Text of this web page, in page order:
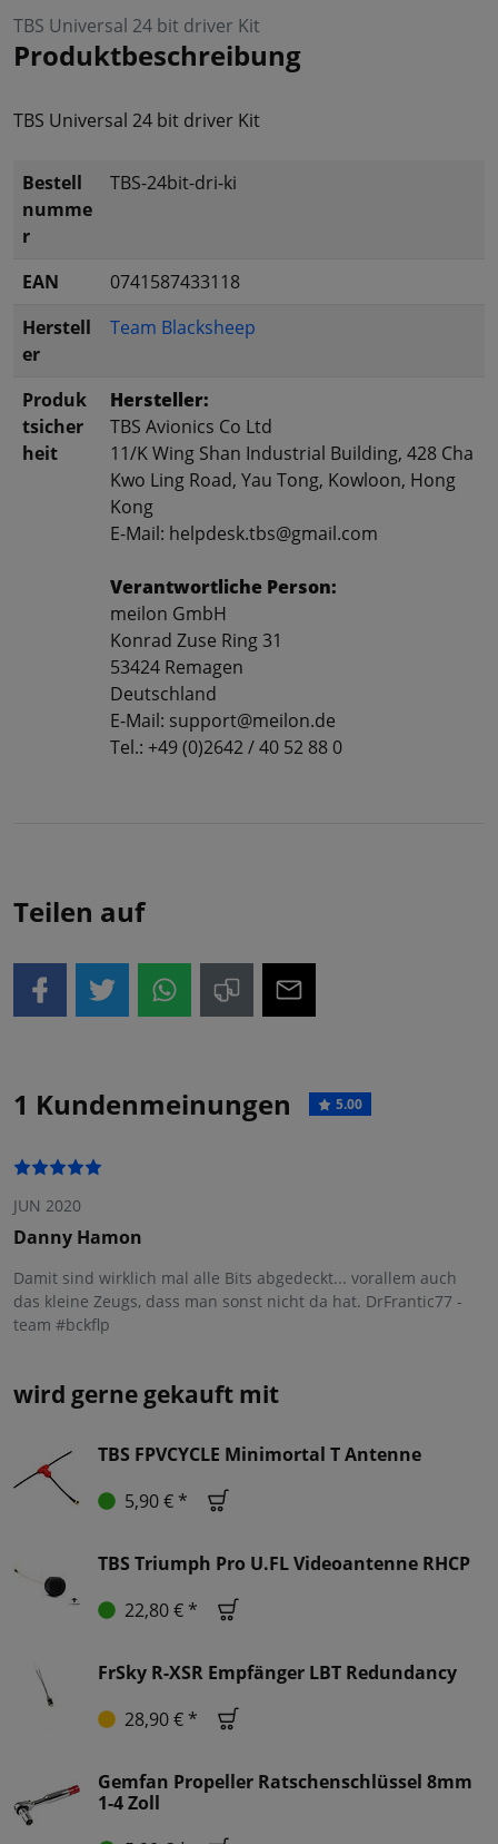
TBS Universal 24 bit driver Kit
Produktbeschreibung
TBS Universal 24 bit driver Kit
Bestell
numme
r
TBS-24bit-dri-ki
EAN
0741587433118
Herstell
er
Team Blacksheep
Produk
tsicher
heit
Hersteller:
TBS Avionics Co Ltd
11/K Wing Shan Industrial Building, 428 Cha
Kwo Ling Road, Yau Tong, Kowloon, Hong
Kong
E-Mail: helpdesk.tbs@gmail.com
Verantwortliche Person:
meilon GmbH
Konrad Zuse Ring 31
53424 Remagen
Deutschland
E-Mail: support@meilon.de
Tel.: +49 (0)2642 / 40 52 88 0
Teilen auf
1 Kundenmeinungen 5.00
JUN 2020
Danny Hamon
Damit sind wirklich mal alle Bits abgedeckt... vorallem auch
das kleine Zeugs, dass man sonst nicht da hat. DrFrantic77 -
team #bckflp
wird gerne gekauft mit
TBS FPVCYCLE Minimortal T Antenne
5,90 € *
TBS Triumph Pro U.FL Videoantenne RHCP
22,80 € *
FrSky R-XSR Empfänger LBT Redundancy
28,90 € *
Gemfan Propeller Ratschenschlüssel 8mm
1-4 Zoll